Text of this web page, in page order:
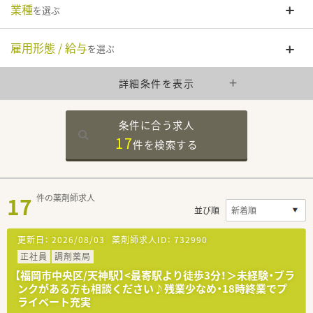
業種を選ぶ
雇用形態 / 給与を選ぶ
詳細条件を表示
条件に合う求人
17件を検索する
17 件の薬剤師求人
並び順
更新日： 2026/08/03 薬剤師求人ID： 732990
正社員
調剤薬局
【福岡市中央区/天神駅】<最寄駅より徒歩3分！＞未経験・ブラ
ンクがある方も相談ください♪残業少なめ・18時終業でプ
ライベート充実